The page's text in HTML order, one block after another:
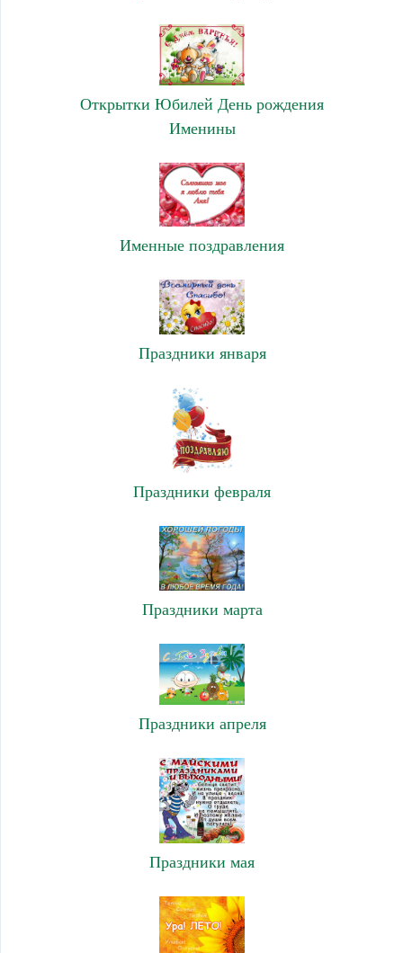
Открытки Юбилей День рождения
Именины
Именные поздравления
Праздники января
Праздники февраля
Праздники марта
Праздники апреля
Праздники мая